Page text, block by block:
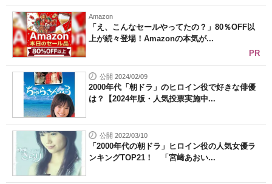
Amazon
「え、こんなセールやってたの？」80％OFF以
上が続々登場！Amazonの本気が...
PR
公開 2024/02/09
2000年代「朝ドラ」のヒロイン役で好きな俳優
は？【2024年版・人気投票実施中...
公開 2022/03/10
「2000年代の朝ドラ」ヒロイン役の人気女優ラ
ンキングTOP21！ 「宮﨑あおい...